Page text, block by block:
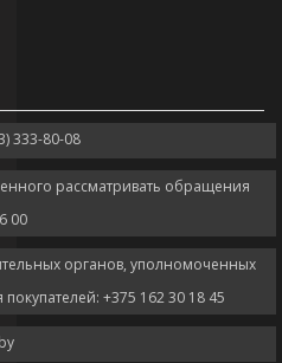
333-80-08
рассматривать обращения
00
органов, уполномоченных
+375 162 30 18 45